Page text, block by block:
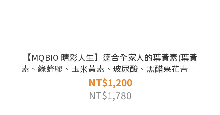
【MQBIO 睛彩人生】適合全家人的葉黃素(葉黃
素、綠蜂膠、玉米黃素、玻尿酸、黑醋栗花青素)
『60粒1月量』
NT$1,200
NT$1,780